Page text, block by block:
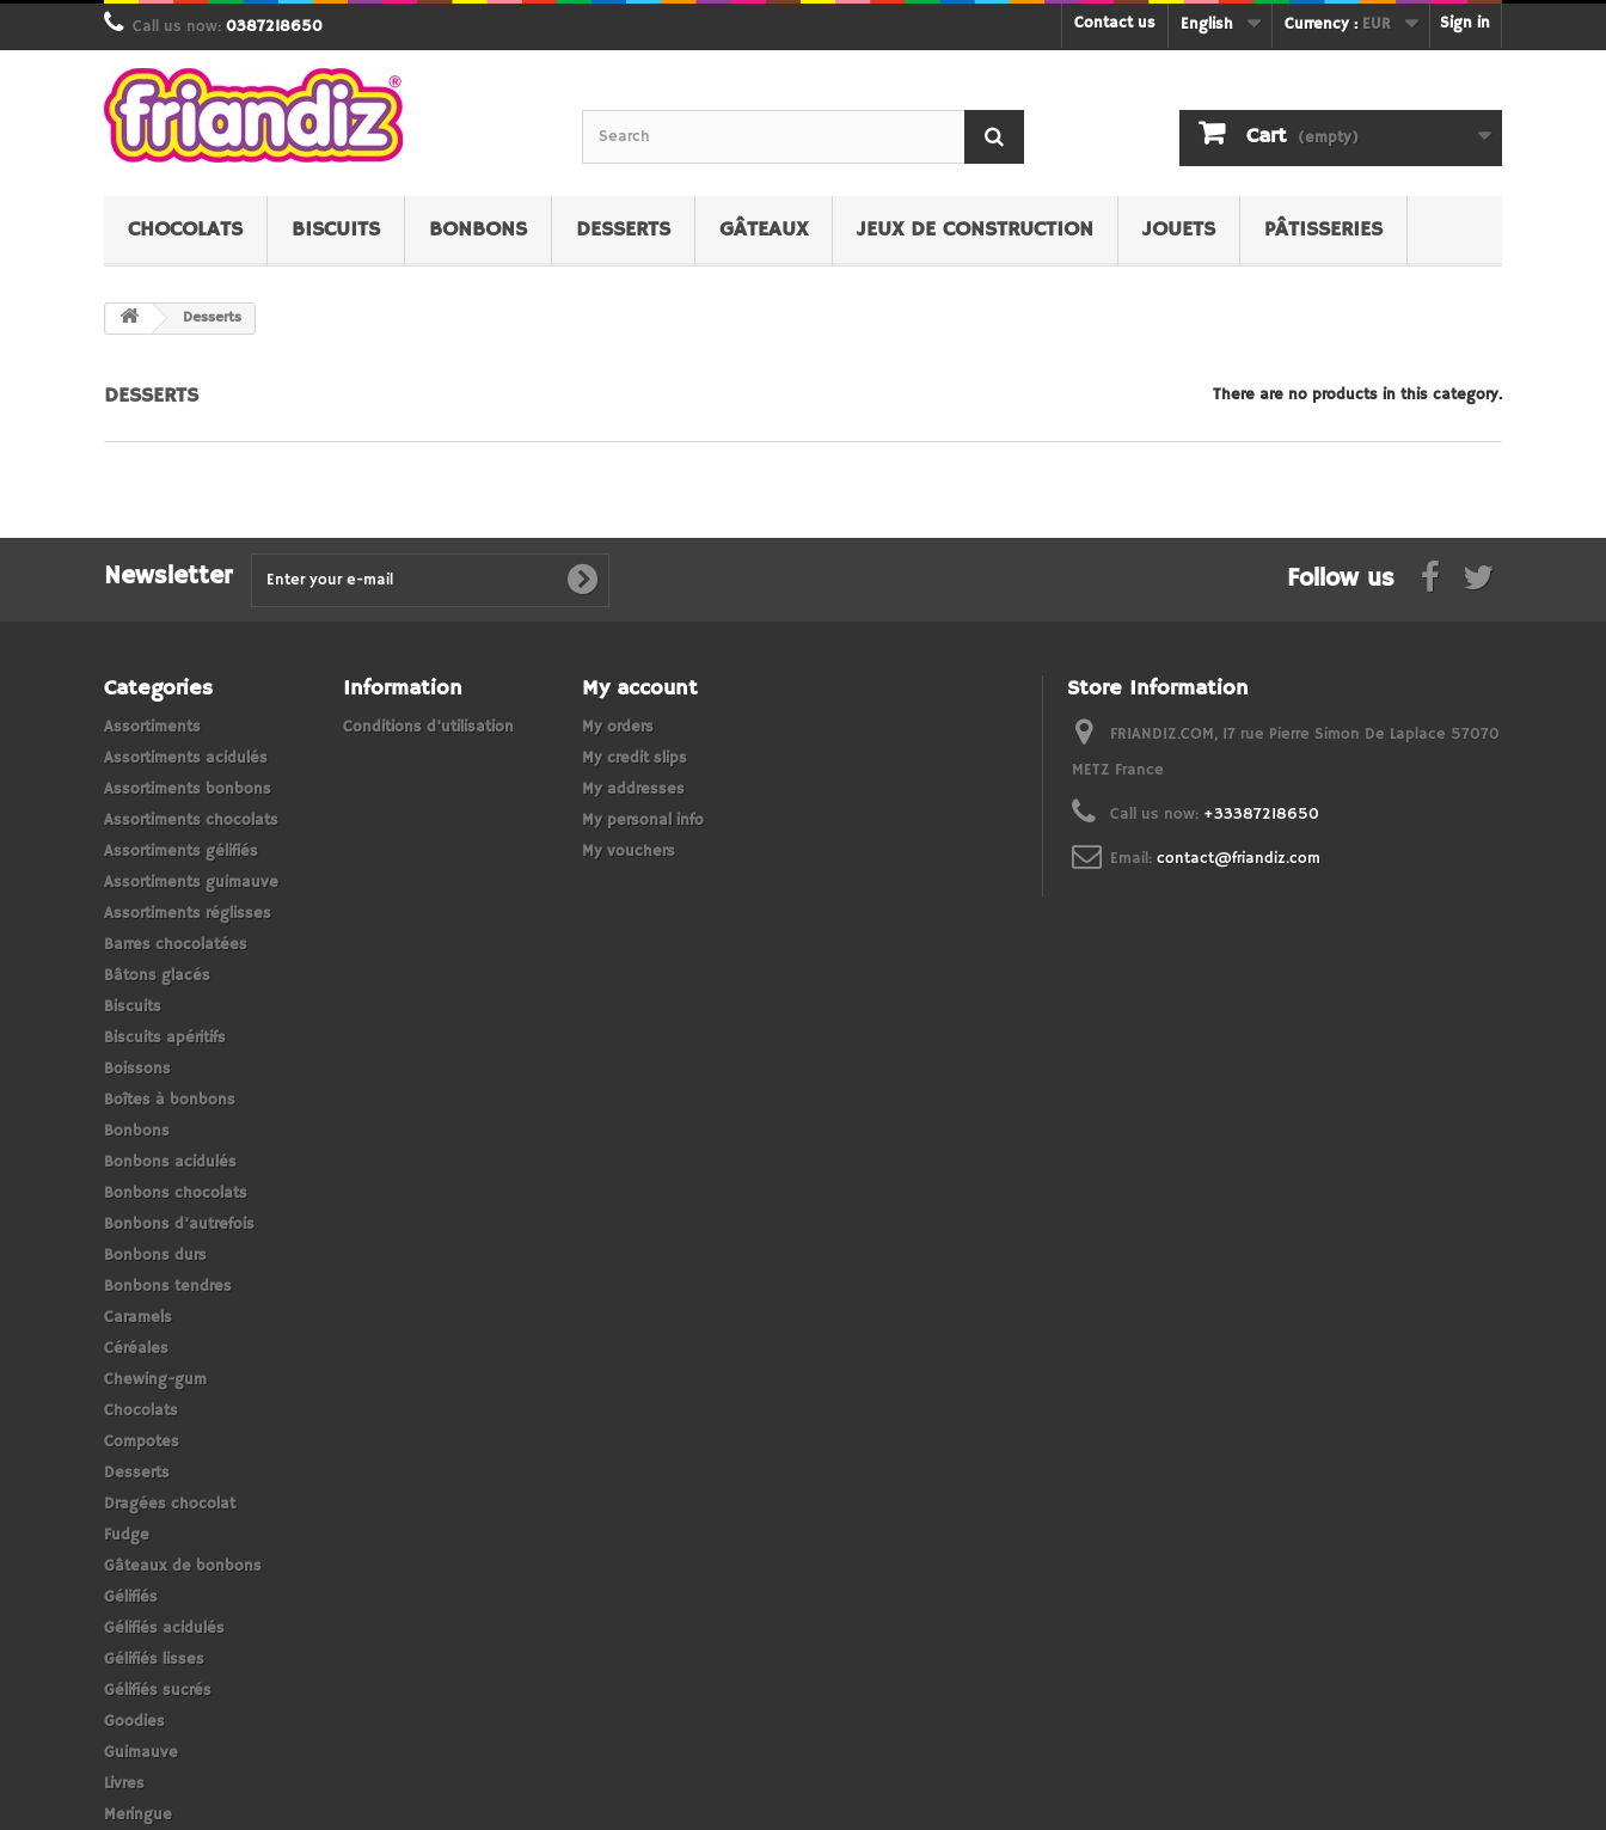
Sign in
Currency : EUR
English
Contact us
Call us now: 0387218650
Cart (empty)
CHOCOLATS BISCUITS BONBONS DESSERTS GÂTEAUX JEUX DE CONSTRUCTION JOUETS PÂTISSERIES
Desserts
DESSERTS There are no products in this category.
Newsletter Follow us
Categories
Assortiments
Assortiments acidulés
Assortiments bonbons
Assortiments chocolats
Assortiments gélifiés
Assortiments guimauve
Assortiments réglisses
Barres chocolatées
Bâtons glacés
Biscuits
Biscuits apéritifs
Boissons
Boîtes à bonbons
Bonbons
Bonbons acidulés
Bonbons chocolats
Bonbons d'autrefois
Bonbons durs
Bonbons tendres
Caramels
Céréales
Chewing-gum
Chocolats
Compotes
Desserts
Dragées chocolat
Fudge
Gâteaux de bonbons
Gélifiés
Gélifiés acidulés
Gélifiés lisses
Gélifiés sucrés
Goodies
Guimauve
Livres
Meringue
Information
Conditions d'utilisation
My account
My orders
My credit slips
My addresses
My personal info
My vouchers
Store Information
FRIANDIZ.COM, 17 rue Pierre Simon De Laplace 57070
METZ France
Call us now: +33387218650
Email: contact@friandiz.com